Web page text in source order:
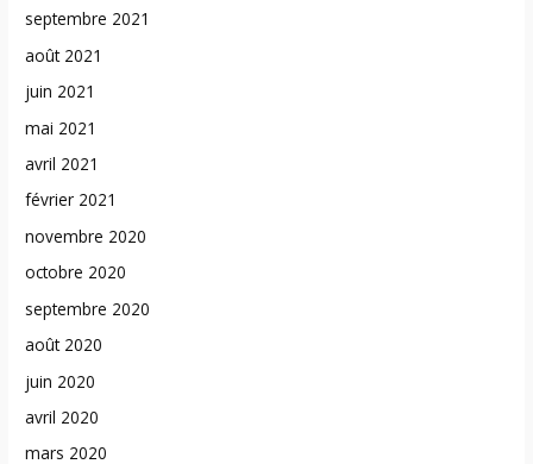
septembre 2021
août 2021
juin 2021
mai 2021
avril 2021
février 2021
novembre 2020
octobre 2020
septembre 2020
août 2020
juin 2020
avril 2020
mars 2020